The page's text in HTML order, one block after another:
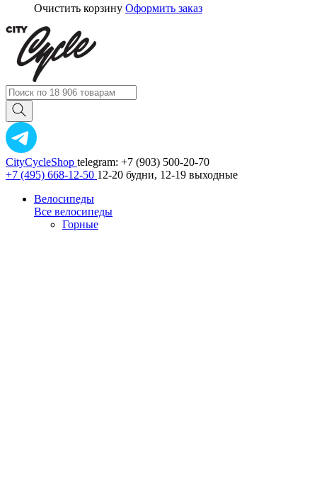
Очистить корзину Оформить заказ
CityCycleShop telegram: +7 (903) 500-20-70
+7 (495) 668-12-50 12-20 будни, 12-19 выходные
Велосипеды
Все велосипеды
Горные